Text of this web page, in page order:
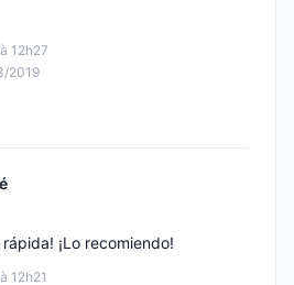
12h27
2019
12h21
¡Lo recomiendo!